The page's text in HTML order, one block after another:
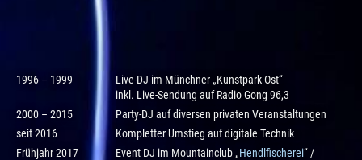
1996 – 1999
Live-DJ im Münchner „Kunstpark Ost“
inkl. Live-Sendung auf Radio Gong 96,3
2000 – 2015
Party-DJ auf diversen privaten Veranstaltungen
seit 2016
Kompletter Umstieg auf digitale Technik
Frühjahr 2017
Event DJ im Mountainclub „Hendlfischerei“ /